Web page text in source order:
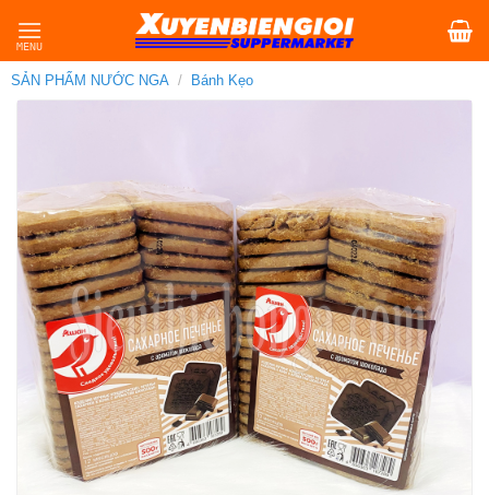
content
SẢN PHẨM NƯỚC NGA / Bánh Kẹo